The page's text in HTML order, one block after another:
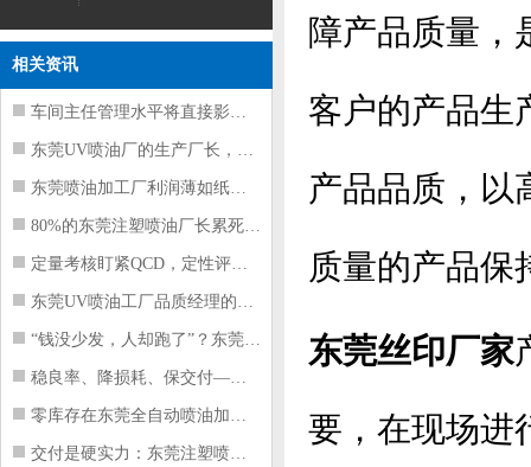
相关资讯
车间主任管理水平将直接影响东莞注塑件
东莞UV喷油厂的生产厂长，到底在给工
东莞喷油加工厂利润薄如纸？这四项基本
80%的东莞注塑喷油厂长累死累活，利
定量考核盯紧QCD，定性评价看好配合
东莞UV喷油工厂品质经理的四项核心管
“钱没少发，人却跑了”？东莞注塑喷油
稳良率、降损耗、保交付——东莞这家U
零库存在东莞全自动喷油加工厂不可行的
交付是硬实力：东莞注塑喷油厂如何用齐
障产品质量，
客户的产品生
产品品质，以
质量的产品保
东莞丝印厂家
要，在现场进